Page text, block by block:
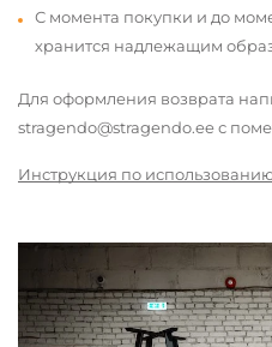
С момента покупки и до
хранится надлежащим
Для оформления возврата
stragendo@stragendo.ee с
Инструкция по